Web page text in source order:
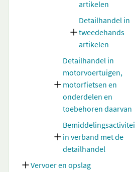
artikelen
Detailhandel in
tweedehands
artikelen
Detailhandel in
motorvoertuigen,
motorfietsen en
onderdelen en
toebehoren daarvan
in verband met de
detailhandel
Vervoer en opslag